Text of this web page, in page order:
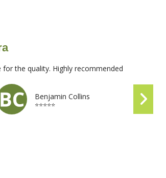
for the quality. Highly recommended
Benjamin Collins
⭐⭐⭐⭐⭐